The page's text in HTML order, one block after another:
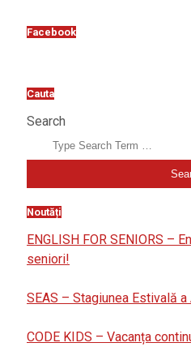
Facebook
Cauta
Search
Noutăți
ENGLISH FOR SENIORS –
seniori!
SEAS – Stagiunea Estivală
CODE KIDS – Vacanța